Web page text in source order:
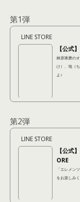
第1弾
LINE STORE
【公式
林原琢磨の
け）、地（
よ♪
第2弾
LINE STORE
【公式
ORE
「エレメン
をお楽しみ